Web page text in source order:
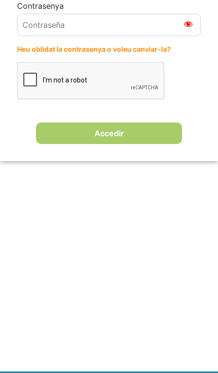
Contrasenya
Heu oblidat la contrasenya o voleu canviar-la?